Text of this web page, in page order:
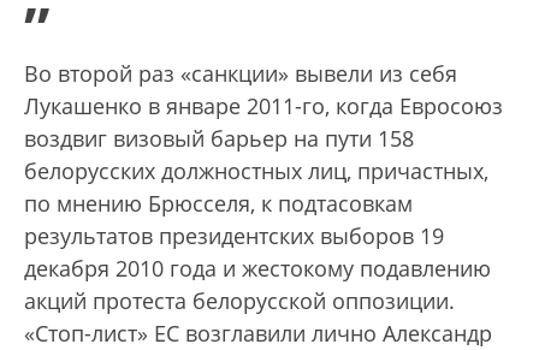
”
Во второй раз «санкции» вывели из себя
Лукашенко в январе 2011-го, когда Евросоюз
воздвиг визовый барьер на пути 158
белорусских должностных лиц, причастных,
по мнению Брюсселя, к подтасовкам
результатов президентских выборов 19
декабря 2010 года и жестокому подавлению
акций протеста белорусской оппозиции.
«Стоп-лист» ЕС возглавили лично Александр